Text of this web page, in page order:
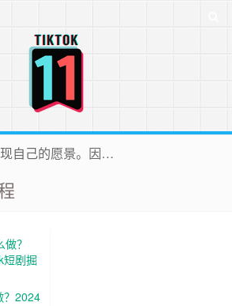
愿大家都能在TK实现自己的愿景。因为站长平时很忙，后台联系投稿无法全部回复，十分抱歉
？2024